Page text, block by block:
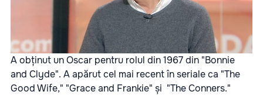
A obținut un Oscar pentru rolul din 1967 din "Bonnie
and Clyde". A apărut cel mai recent în seriale ca "The
Good Wife," "Grace and Frankie" și "The Conners."